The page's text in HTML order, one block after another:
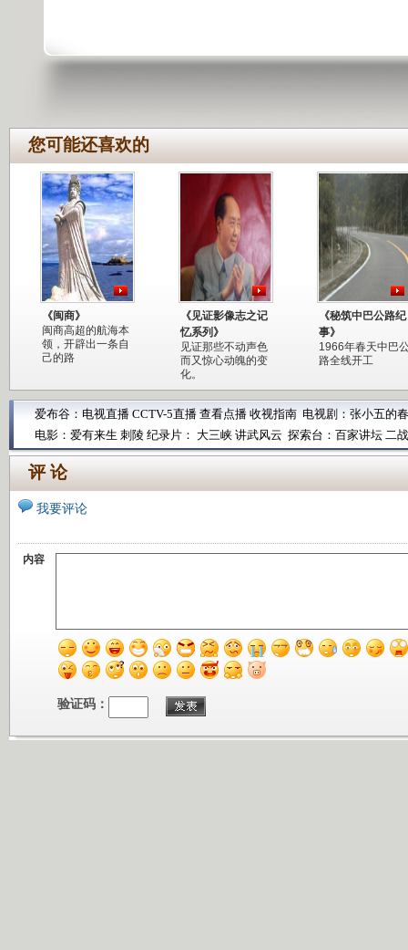
您可能还喜欢的
《闽商》
闽商高超的航海本
领，开辟出一条自
己的路
《见证影像志之记
忆系列》
见证那些不动声色
而又惊心动魄的变
化。
《秘筑中巴公路纪
事》
1966年春天中巴
路全线开工
爱布谷： 电视直播 CCTV-5直播 查看点播 收视指南 电视剧： 张小五的
电影： 爱有来生 刺陵 纪录片： 大三峡 讲武风云 探索台： 百家讲坛 二
评 论
我要评论
内容
验证码：